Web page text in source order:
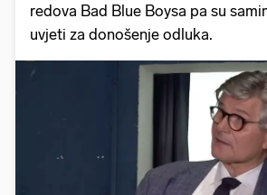
redova Bad Blue Boysa pa su
uvjeti za donošenje odluka.
Pokretanje videa...